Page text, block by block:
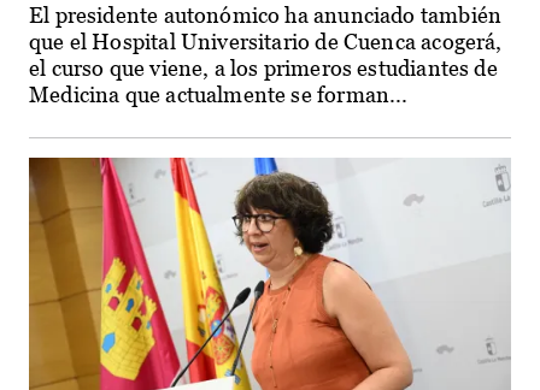
El presidente autonómico ha anunciado también
que el Hospital Universitario de Cuenca acogerá,
el curso que viene, a los primeros estudiantes de
Medicina que actualmente se forman...